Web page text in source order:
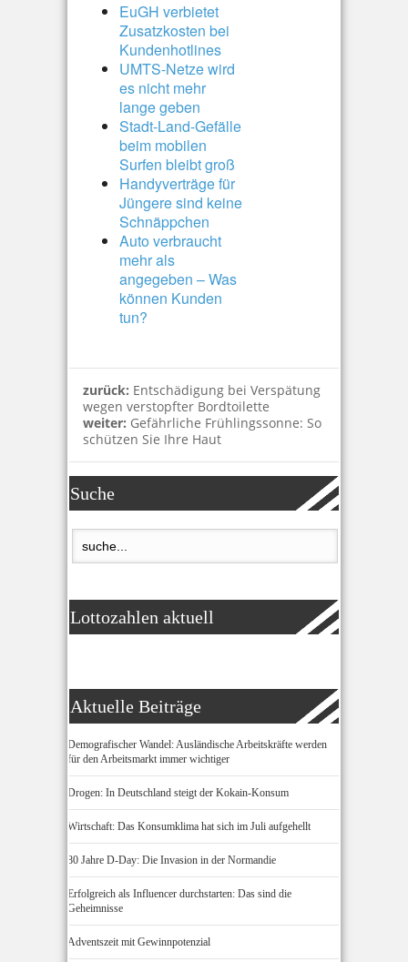
EuGH verbietet
Zusatzkosten bei
Kundenhotlines
UMTS-Netze wird
es nicht mehr
lange geben
Stadt-Land-Gefälle
beim mobilen
Surfen bleibt groß
Handyverträge für
Jüngere sind keine
Schnäppchen
Auto verbraucht
mehr als
angegeben – Was
können Kunden
tun?
zurück: Entschädigung bei Verspätung
wegen verstopfter Bordtoilette
weiter: Gefährliche Frühlingssonne: So
schützen Sie Ihre Haut
Suche
Lottozahlen aktuell
Aktuelle Beiträge
Demografischer Wandel: Ausländische Arbeitskräfte werden
für den Arbeitsmarkt immer wichtiger
Drogen: In Deutschland steigt der Kokain-Konsum
Wirtschaft: Das Konsumklima hat sich im Juli aufgehellt
80 Jahre D-Day: Die Invasion in der Normandie
Erfolgreich als Influencer durchstarten: Das sind die
Geheimnisse
Adventszeit mit Gewinnpotenzial